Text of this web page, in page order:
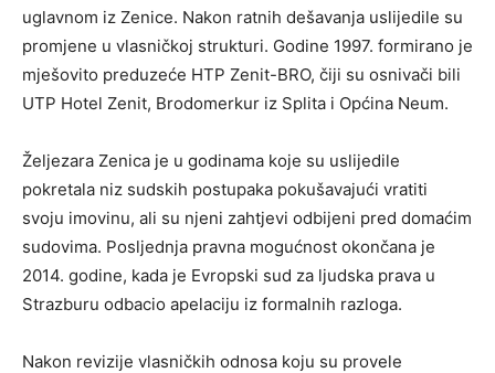
uglavnom iz Zenice. Nakon ratnih dešavanja uslijedile su
promjene u vlasničkoj strukturi. Godine 1997. formirano je
mješovito preduzeće HTP Zenit-BRO, čiji su osnivači bili
UTP Hotel Zenit, Brodomerkur iz Splita i Općina Neum.
Željezara Zenica je u godinama koje su uslijedile
pokretala niz sudskih postupaka pokušavajući vratiti
svoju imovinu, ali su njeni zahtjevi odbijeni pred domaćim
sudovima. Posljednja pravna mogućnost okončana je
2014. godine, kada je Evropski sud za ljudska prava u
Strazburu odbacio apelaciju iz formalnih razloga.
Nakon revizije vlasničkih odnosa koju su provele